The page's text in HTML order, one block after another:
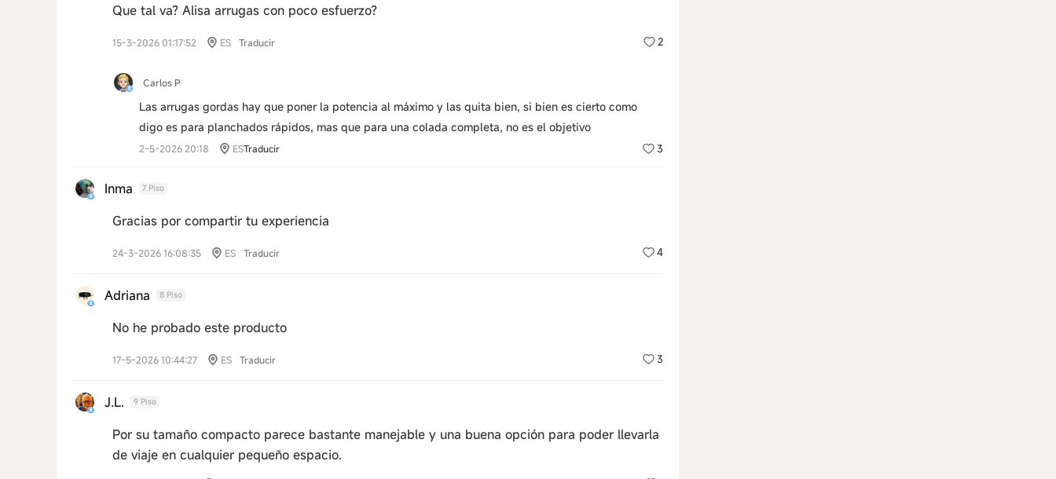
Que tal va? Alisa arrugas con poco esfuerzo?
2
15-3-2026 01:17:52 ES Traducir
Carlos P
Las arrugas gordas hay que poner la potencia al máximo y las quita bien, si bien es cierto como
digo es para planchados rápidos, mas que para una colada completa, no es el objetivo
2-5-2026 20:18 ESTraducir 3
Inma 7 Piso
Gracias por compartir tu experiencia
4
24-3-2026 16:08:35 ES Traducir
Adriana 8 Piso
No he probado este producto
3
17-5-2026 10:44:27 ES Traducir
J.L. 9 Piso
Por su tamaño compacto parece bastante manejable y una buena opción para poder llevarla
de viaje en cualquier pequeño espacio.